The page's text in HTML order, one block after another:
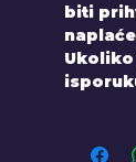
biti